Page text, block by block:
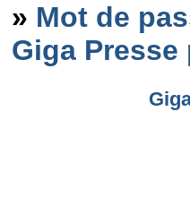
» Mot de
Giga